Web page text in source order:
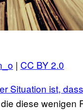
| CC BY 2.0
Situation ist,
diese wenigen